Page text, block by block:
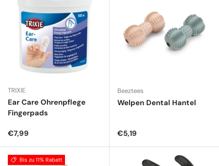
TRIXIE
Ear Care Ohrenpflege
Fingerpads
Normaler Preis
€7,99
Beeztees
Welpen Dental Hantel
Normaler Preis
€5,19
Bis zu 11% Rabatt